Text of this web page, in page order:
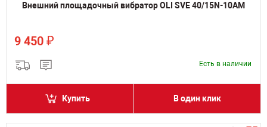
Внешний площадочный вибратор OLI SVE 40/15N-10AM
9 450 ₽
Есть в наличии
Купить В один клик